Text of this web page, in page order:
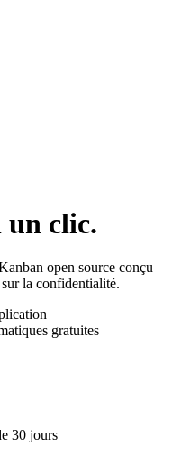
un clic.
open source conçu
la confidentialité.
gratuites
30 jours